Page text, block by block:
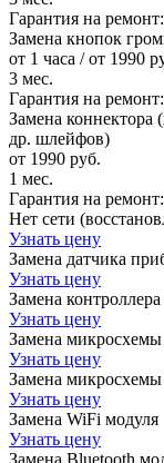
Гарантия на ремонт:
Замена кнопок
от 1 часа / от 1990
3 мес.
Гарантия на ремонт:
Замена коннектора
др. шлейфов)
от 1990 руб.
1 мес.
Гарантия на ремонт:
Нет сети
Узнать цену
Замена датчика
Узнать цену
Замена
Узнать цену
Замена микросхемы
Узнать цену
Замена
Узнать цену
Замена WiFi модуля
Узнать цену